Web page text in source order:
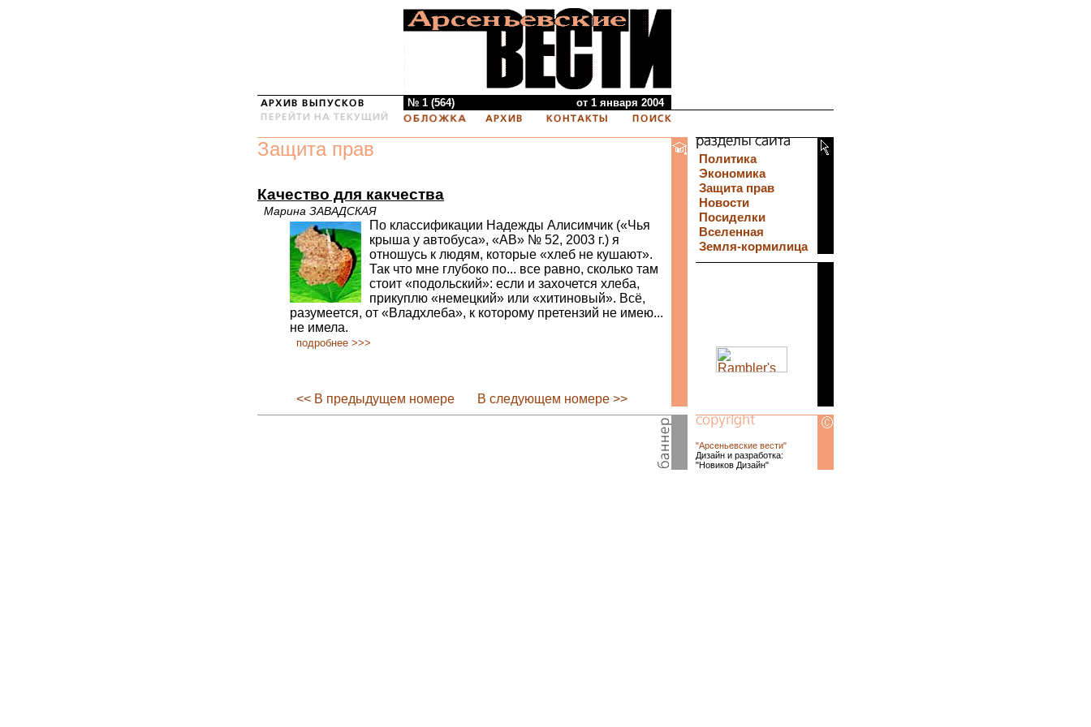
№ 1 (564) от 1 января 2004
Защита прав
Качество для какчества
Марина ЗАВАДСКАЯ
По классификации Надежды Алисимчик («Чья
крыша у автобуса», «АВ» № 52, 2003 г.) я
отношусь к людям, которые «хлеб не кушают».
Так что мне глубоко по... все равно, сколько там
стоит «подольский»: если и захочется хлеба,
прикуплю «немецкий» или «хитиновый». Всё,
разумеется, от «Владхлеба», к которому претензий не имею...
не имела.
подробнее >>>
<< В предыдущем номере В следующем номере >>
Политика
Экономика
Защита прав
Новости
Посиделки
Вселенная
Земля-кормилица
"Арсеньевские вести"
Дизайн и разработка:
"Новиков Дизайн"